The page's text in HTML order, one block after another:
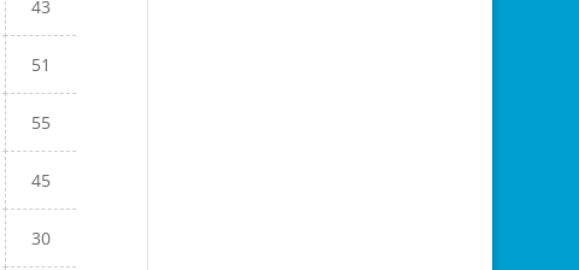
43
51
55
45
30